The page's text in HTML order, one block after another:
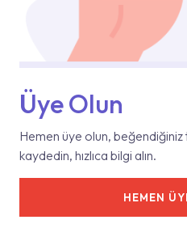
Üye Olun
Hemen üye olun,
kaydedin, hızlıca bilgi alın.
HEMEN